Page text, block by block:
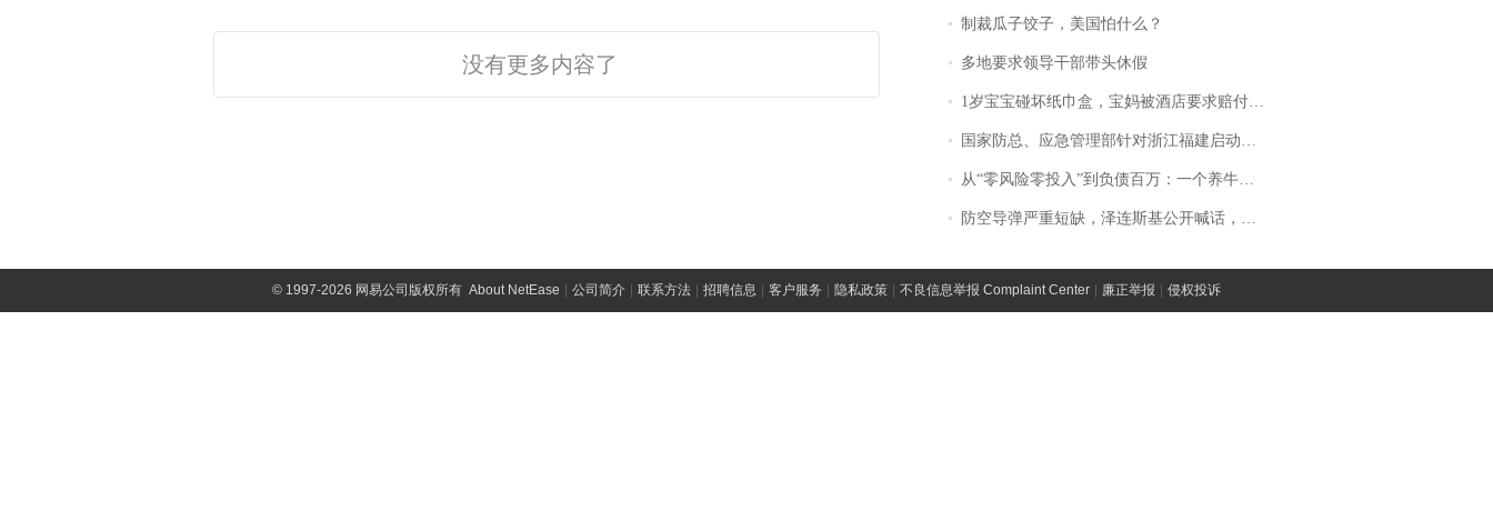
没有更多内容了
制裁瓜子饺子，美国怕什么？
多地要求领导干部带头休假
1岁宝宝碰坏纸巾盒，宝妈被酒店要求赔付924元！三亚一酒店回复：骨瓷定制！网友一查价格，吵翻了
国家防总、应急管理部针对浙江福建启动防汛防台风四级应急响应
从“零风险零投入”到负债百万：一个养牛项目崩盘后，谁该为农户的贷款买单丨红星调查
防空导弹严重短缺，泽连斯基公开喊话，乌克兰失去导弹拦截能力？
©1997-2026 网易公司版权所有 About NetEase 公司简介 联系方法 招聘信息 客户服务 隐私政策 不良信息举报 Complaint Center 廉正举报 侵权投诉